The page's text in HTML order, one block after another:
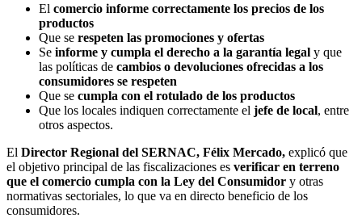
El comercio informe correctamente los precios de los
productos
Que se respeten las promociones y ofertas
Se informe y cumpla el derecho a la garantía legal y que
las políticas de cambios o devoluciones ofrecidas a los
consumidores se respeten
Que se cumpla con el rotulado de los productos
Que los locales indiquen correctamente el jefe de local, entre
otros aspectos.
El Director Regional del SERNAC, Félix Mercado, explicó que
el objetivo principal de las fiscalizaciones es verificar en terreno
que el comercio cumpla con la Ley del Consumidor y otras
normativas sectoriales, lo que va en directo beneficio de los
consumidores.